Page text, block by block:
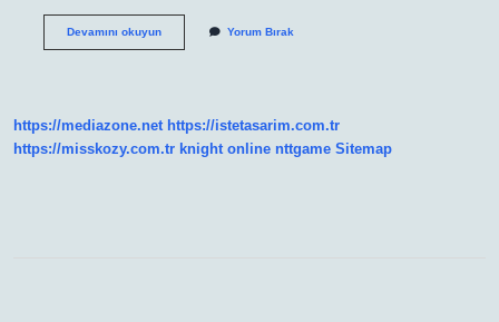
Devamını okuyunEpistemolojiYorum Bırak
https://mediazone.net https://istetasarim.com.tr
https://misskozy.com.tr knight online nttgame Sitemap